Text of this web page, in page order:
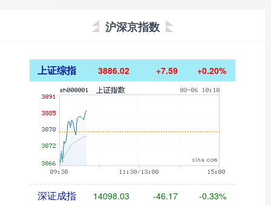
沪深京指数
上证综指 3886.02 +7.59 +0.20%
深证成指 14098.03 -46.17 -0.33%